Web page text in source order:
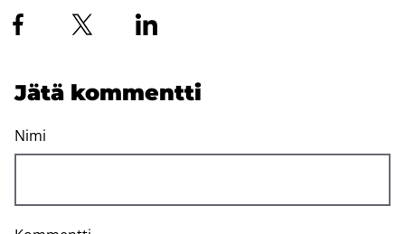
Jätä kom­ment­ti
Nimi